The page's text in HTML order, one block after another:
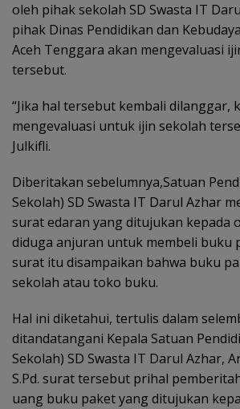
oleh pihak sekolah SD Swasta IT
pihak Dinas Pendidikan dan
Aceh Tenggara akan mengevaluasi
tersebut.
“Jika hal tersebut kembali dilanggar,
mengevaluasi untuk ijin sekolah
Julkifli.
Diberitakan sebelumnya,Satuan
Sekolah) SD Swasta IT Darul Azhar
surat edaran yang ditujukan kepada
diduga anjuran untuk membeli buku
surat itu disampaikan bahwa buku
sekolah atau toko buku.
Hal ini diketahui, tertulis dalam
ditandatangani Kepala Satuan
Sekolah) SD Swasta IT Darul Azhar,
S.Pd. surat tersebut prihal
uang buku paket yang ditujukan